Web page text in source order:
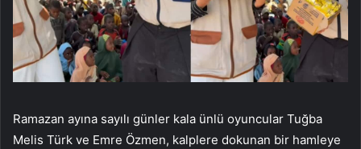
Ramazan ayına sayılı günler kala ünlü oyuncular Tuğba
Melis Türk ve Emre Özmen, kalplere dokunan bir hamleye